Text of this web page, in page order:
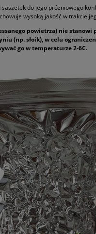
do jego próżniowego
wysoką jakość w trakcie
powietrza) nie
(np. słoik), w celu
go w temperaturze 2-6C.